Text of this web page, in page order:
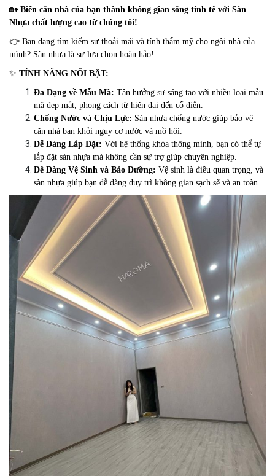
🏡 Biến căn nhà của bạn thành không gian sống tinh tế với Sàn
Nhựa chất lượng cao từ chúng tôi!
👉 Bạn đang tìm kiếm sự thoải mái và tính thẩm mỹ cho ngôi nhà của
mình? Sàn nhựa là sự lựa chọn hoàn hảo!
✨ TÍNH NĂNG NỔI BẬT:
Đa Dạng về Mẫu Mã: Tận hưởng sự sáng tạo với nhiều loại mẫu
mã đẹp mắt, phong cách từ hiện đại đến cổ điển.
Chống Nước và Chịu Lực: Sàn nhựa chống nước giúp bảo vệ
căn nhà bạn khỏi nguy cơ nước và mồ hôi.
Dễ Dàng Lắp Đặt: Với hệ thống khóa thông minh, bạn có thể tự
lắp đặt sàn nhựa mà không cần sự trợ giúp chuyên nghiệp.
Dễ Dàng Vệ Sinh và Bảo Dưỡng: Vệ sinh là điều quan trọng, và
sàn nhựa giúp bạn dễ dàng duy trì không gian sạch sẽ và an toàn.